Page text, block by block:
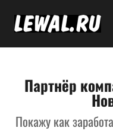
Партнёр
Покажу как